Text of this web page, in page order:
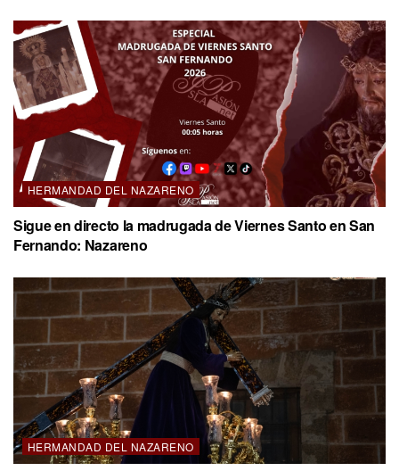
HERMANDAD DEL NAZARENO
Sigue en directo la madrugada de Viernes Santo en San
Fernando: Nazareno
HERMANDAD DEL NAZARENO